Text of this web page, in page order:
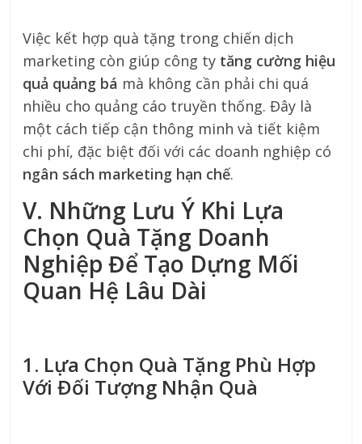
Việc kết hợp quà tặng trong chiến dịch
marketing còn giúp công ty tăng cường hiệu
quả quảng bá mà không cần phải chi quá
nhiều cho quảng cáo truyền thống. Đây là
một cách tiếp cận thông minh và tiết kiệm
chi phí, đặc biệt đối với các doanh nghiệp có
ngân sách marketing hạn chế.
V. Những Lưu Ý Khi Lựa
Chọn Quà Tặng Doanh
Nghiệp Để Tạo Dựng Mối
Quan Hệ Lâu Dài
1. Lựa Chọn Quà Tặng Phù Hợp
Với Đối Tượng Nhận Quà